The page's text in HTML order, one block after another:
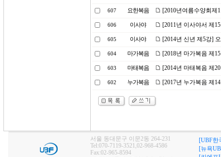
607 요한복음 [2010년여름수양회제
606 이사야 [2011년 이사야서 제
605 이사야 [2014년 신년 제5강]
604 마가복음 [2018년 마가복음 제
603 마태복음 [2014년 마태복음 제
602 누가복음 [2017년 누가복음 제
서울 동대문구 이문2동 264-231
Tel:070-7119-3521,02-968-4586
Fax:02-965-8594
[UBF한
[뉴욕